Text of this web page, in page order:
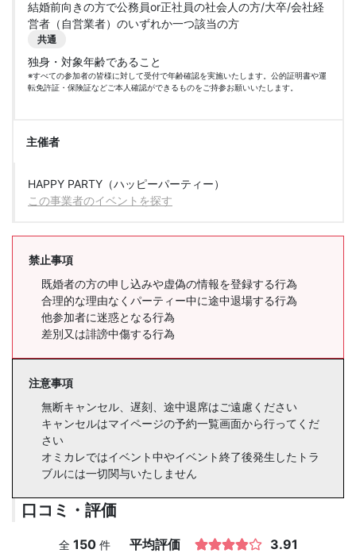
結婚前向きの方で公務員or正社員の社会人の方/大卒/会社経
営者（自営業者）のいずれか一つ該当の方
共通
独身・対象年齢であること
※すべての参加者の皆様に対して受付で年齢確認を実施いたします。公的証明書や運
転免許証・保険証などご本人確認ができるものをご持参お願いいたします。
主催者
HAPPY PARTY（ハッピーパーティー）
この事業者のイベントを探す
禁止事項
既婚者の方の申し込みや虚偽の情報を登録する行為
合理的な理由なくパーティー中に途中退場する行為
他参加者に迷惑となる行為
差別又は誹謗中傷する行為
注意事項
無断キャンセル、遅刻、途中退席はご遠慮ください
キャンセルはマイページの予約一覧画面から行ってくだ
さい
オミカレではイベント中やイベント終了後発生したトラ
ブルには一切関与いたしません
口コミ・評価
全 150 件 平均評価 3.91